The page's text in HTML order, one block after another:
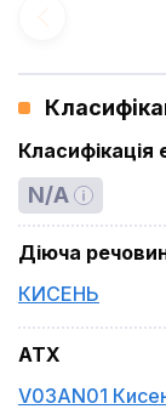
Класифікація
N/A
Діюча
КИСЕНЬ
ATX
V03AN01